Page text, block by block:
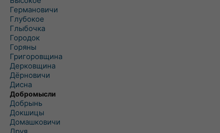
Германовичи
Глубокое
Глыбочка
Городок
Горяны
Григоровщина
Дерковщина
Дёрновичи
Дисна
Добромысли
Добрынь
Докшицы
Домашковичи